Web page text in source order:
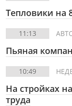
Тепловики на
11:13
Пьяная
10:49
На стройках
труда